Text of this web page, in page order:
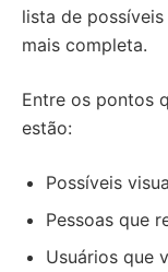
lista de
mais completa.
Entre os pontos
estão:
Possíveis
Pessoas que
Usuários que